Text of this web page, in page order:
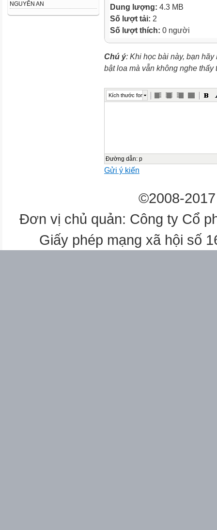
NGUYỄN AN
Dung lượng: 4.3 MB
Số lượt tải: 2
Số lượt thích: 0 người
Chú ý: Khi học bài này, bạn
bật loa mà vẫn không nghe
Kích thước font
Đường dẫn: p
Gửi ý kiến
©2008-
Đơn vị chủ quản: Công ty Cổ
Giấy phép mạng xã hội số